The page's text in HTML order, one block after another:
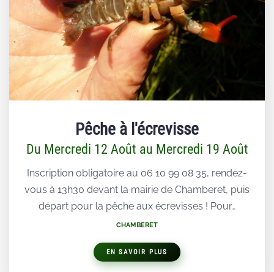
Pêche à l'écrevisse
Du Mercredi 12 Août au Mercredi 19 Août
Inscription obligatoire au 06 10 99 08 35, rendez-
vous à 13h30 devant la mairie de Chamberet, puis
départ pour la pêche aux écrevisses ! Pour…
CHAMBERET
EN SAVOIR PLUS